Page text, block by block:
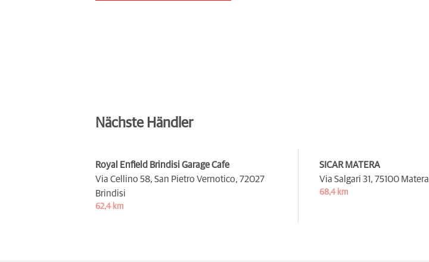
Nächste Händler
Royal Enfield Brindisi Garage Cafe
Via Cellino 58, San Pietro Vernotico, 72027
Brindisi
62,4 km
SICAR MATERA
Via Salgari 31, 75100 Matera
68,4 km